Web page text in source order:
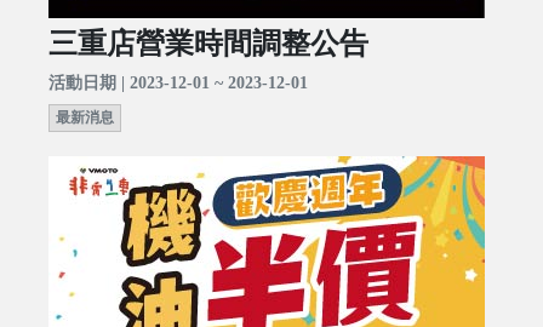
三重店營業時間調整公告
活動日期 | 2023-12-01 ~ 2023-12-01
最新消息